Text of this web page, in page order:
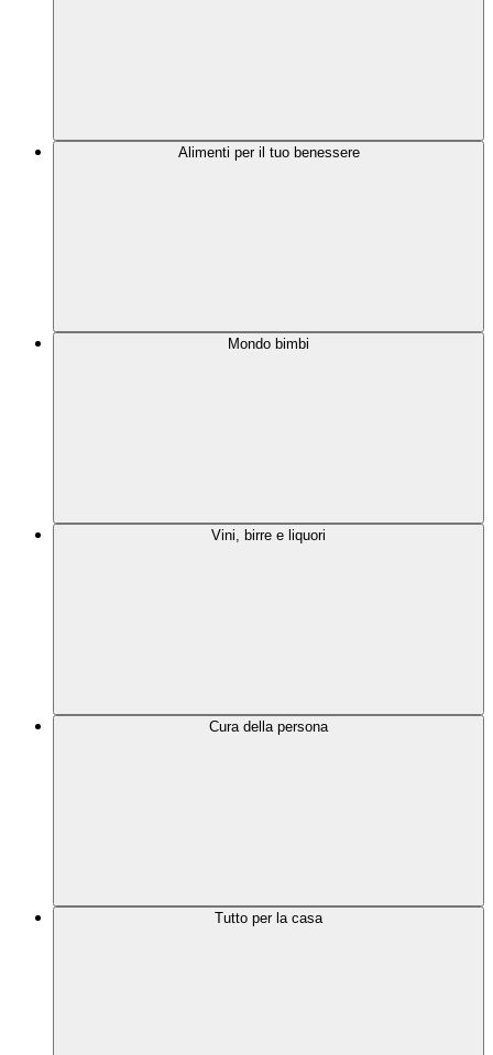
Alimenti per il tuo benessere
Mondo bimbi
Vini, birre e liquori
Cura della persona
Tutto per la casa